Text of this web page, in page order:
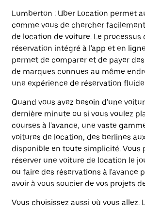
Lumberton : Uber Location permet
comme vous de chercher
de location de voiture. Le processus
réservation intégré à l'app et en
permet de comparer et de payer
de marques connues au même
une expérience de réservation
Quand vous avez besoin d'une
dernière minute ou si vous voulez
courses à l'avance, une vaste
voitures de location, des berlines
disponible en toute simplicité. Vous
réserver une voiture de location le
ou faire des réservations à l'avance
avoir à vous soucier de vos projets
Vous choisissez aussi où vous allez.